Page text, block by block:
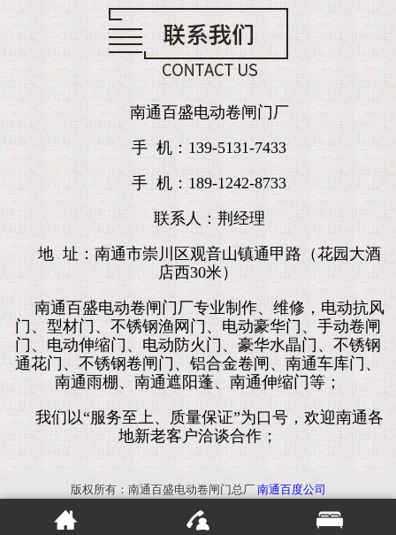
南通百盛电动卷闸门厂
手 机：139-5131-7433
手 机：189-1242-8733
联系人：荆经理
地 址：南通市崇川区观音山镇通甲路（花园大酒
店西30米）
南通百盛电动卷闸门厂专业制作、维修，电动抗风
门、型材门、不锈钢渔网门、电动豪华门、手动卷闸
门、电动伸缩门、电动防火门、豪华水晶门、不锈钢
通花门、不锈钢卷闸门、铝合金卷闸、南通车库门、
南通雨棚、南通遮阳蓬、南通伸缩门等；
我们以“服务至上、质量保证”为口号，欢迎南通各
地新老客户洽谈合作；
版权所有：南通百盛电动卷闸门总厂 南通百度公司